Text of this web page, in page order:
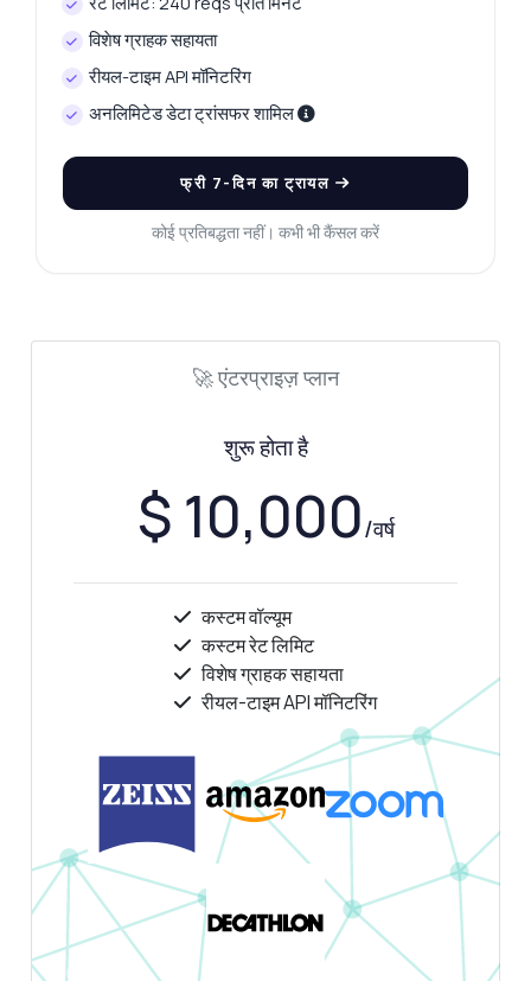
विशेष ग्राहक सहायता
रीयल-टाइम API मॉनिटरिंग
अनलिमिटेड डेटा ट्रांसफर शामिल
फ्री 7-दिन का ट्रायल
कोई प्रतिबद्धता नहीं। कभी भी कैंसल करें
🚀 एंटरप्राइज़ प्लान
शुरू होता है
$ 10,000/वर्ष
कस्टम वॉल्यूम
कस्टम रेट लिमिट
विशेष ग्राहक सहायता
रीयल-टाइम API मॉनिटरिंग
ईंधन दक्षता कैसे गणना की जाती है?
डेटा का कौन सा प्रारूप लौटाया जाता है?
अगर डेटा गायब है तो क्या करूँ?
यह API क्या कर सकता है? मुझे एक कोड उदाहरण दिखाएं
इसकी कीमत क्या है?